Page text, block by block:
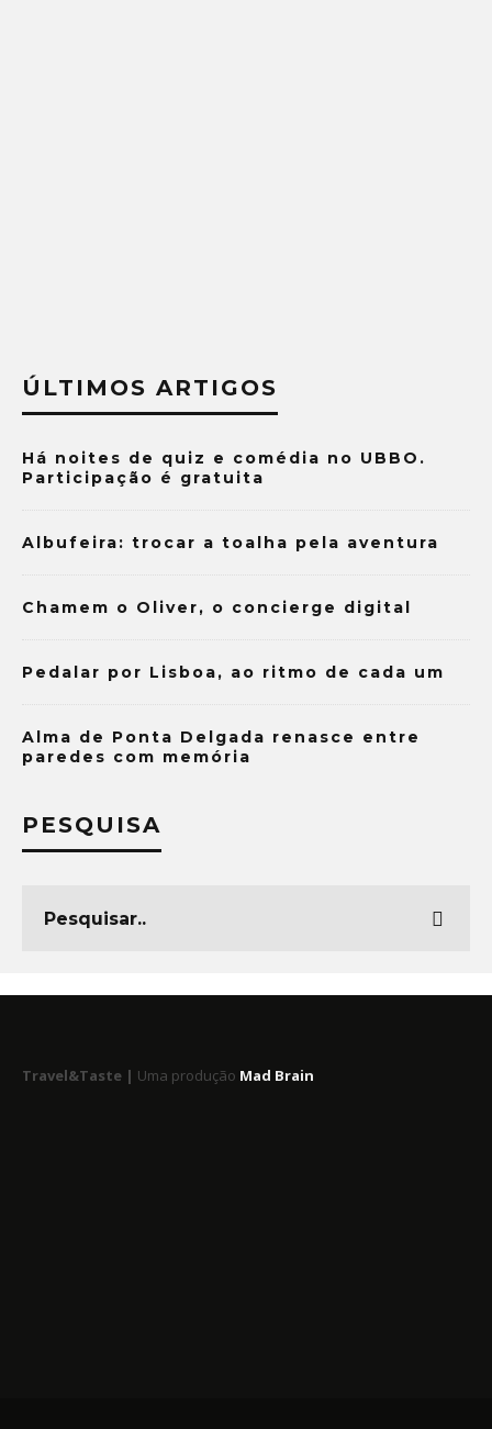
ÚLTIMOS ARTIGOS
Há noites de quiz e comédia no UBBO.
Participação é gratuita
Albufeira: trocar a toalha pela aventura
Chamem o Oliver, o concierge digital
Pedalar por Lisboa, ao ritmo de cada um
Alma de Ponta Delgada renasce entre
paredes com memória
PESQUISA
Travel&Taste | Uma produção Mad Brain